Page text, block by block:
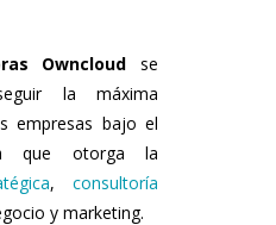
Owncloudse
la máxima
empresas bajo el
que otorga la
, consultoría
y marketing.